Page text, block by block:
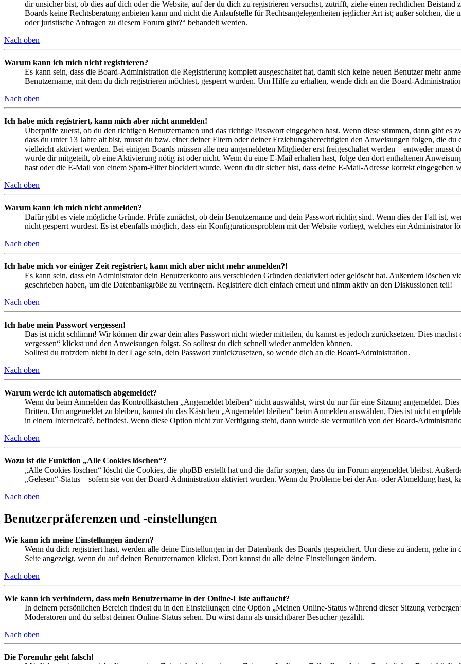
dir unsicher bist, ob dies auf dich oder die Website, auf der du dich zu registrieren versuchst, zutrifft, ziehe einen rechtlichen
Boards keine Rechtsberatung anbieten kann und nicht die Anlaufstelle für Rechtsangelegenheiten jeglicher Art ist; außer solchen,
oder juristische Anfragen zu diesem Forum gibt?“ behandelt werden.
Nach oben
Warum kann ich mich nicht registrieren?
Es kann sein, dass die Board-Administration die Registrierung komplett ausgeschaltet hat, damit sich keine neuen Benutzer mehr
Benutzername, mit dem du dich registrieren möchtest, gesperrt wurden. Um Hilfe zu erhalten, wende dich an die Board-
Nach oben
Ich habe mich registriert, kann mich aber nicht anmelden!
Überprüfe zuerst, ob du den richtigen Benutzernamen und das richtige Passwort eingegeben hast. Wenn diese stimmen, dann gibt es
dass du unter 13 Jahre alt bist, musst du bzw. einer deiner Eltern oder deiner Erziehungsberechtigten den Anweisungen folgen, die
vielleicht aktiviert werden. Bei einigen Boards müssen alle neu angemeldeten Mitglieder erst freigeschaltet werden – entweder musst
wurde dir mitgeteilt, ob eine Aktivierung nötig ist oder nicht. Wenn du eine E-Mail erhalten hast, folge den dort enthaltenen
hast oder die E-Mail von einem Spam-Filter blockiert wurde. Wenn du dir sicher bist, dass deine E-Mail-Adresse korrekt eingegeben
Nach oben
Warum kann ich mich nicht anmelden?
Dafür gibt es viele mögliche Gründe. Prüfe zunächst, ob dein Benutzername und dein Passwort richtig sind. Wenn dies der Fall ist,
nicht gesperrt wurdest. Es ist ebenfalls möglich, dass ein Konfigurationsproblem mit der Website vorliegt, welches ein Administrator
Nach oben
Ich habe mich vor einiger Zeit registriert, kann mich aber nicht mehr anmelden?!
Es kann sein, dass ein Administrator dein Benutzerkonto aus verschieden Gründen deaktiviert oder gelöscht hat. Außerdem löschen
geschrieben haben, um die Datenbankgröße zu verringern. Registriere dich einfach erneut und nimm aktiv an den Diskussionen teil!
Nach oben
Ich habe mein Passwort vergessen!
Das ist nicht schlimm! Wir können dir zwar dein altes Passwort nicht wieder mitteilen, du kannst es jedoch zurücksetzen. Dies
vergessen“ klickst und den Anweisungen folgst. So solltest du dich schnell wieder anmelden können.
Solltest du trotzdem nicht in der Lage sein, dein Passwort zurückzusetzen, so wende dich an die Board-Administration.
Nach oben
Warum werde ich automatisch abgemeldet?
Wenn du beim Anmelden das Kontrollkästchen „Angemeldet bleiben“ nicht auswählst, wirst du nur für eine Sitzung angemeldet.
Dritten. Um angemeldet zu bleiben, kannst du das Kästchen „Angemeldet bleiben“ beim Anmelden auswählen. Dies ist nicht
in einem Internetcafé, befindest. Wenn diese Option nicht zur Verfügung steht, dann wurde sie vermutlich von der Board-
Nach oben
Wozu ist die Funktion „Alle Cookies löschen“?
„Alle Cookies löschen“ löscht die Cookies, die phpBB erstellt hat und die dafür sorgen, dass du im Forum angemeldet bleibst.
„Gelesen“-Status – sofern sie von der Board-Administration aktiviert wurden. Wenn du Probleme bei der An- oder Abmeldung hast,
Nach oben
Benutzerpräferenzen und -einstellungen
Wie kann ich meine Einstellungen ändern?
Wenn du dich registriert hast, werden alle deine Einstellungen in der Datenbank des Boards gespeichert. Um diese zu ändern, gehe
Seite angezeigt, wenn du auf deinen Benutzernamen klickst. Dort kannst du alle deine Einstellungen ändern.
Nach oben
Wie kann ich verhindern, dass mein Benutzername in der Online-Liste auftaucht?
In deinem persönlichen Bereich findest du in den Einstellungen eine Option „Meinen Online-Status während dieser Sitzung
Moderatoren und du selbst deinen Online-Status sehen. Du wirst dann als unsichtbarer Besucher gezählt.
Nach oben
Die Forenuhr geht falsch!